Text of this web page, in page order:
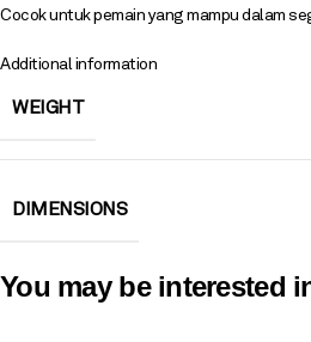
Cocok untuk pemain yang mampu dalam
Additional information
WEIGHT
DIMENSIONS
You may be interested